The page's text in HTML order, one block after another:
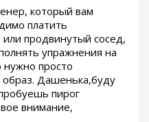
который вам
платить
продвинутый сосед,
упражнения на
нужно просто
Дашенька,буду
пирог
внимание,